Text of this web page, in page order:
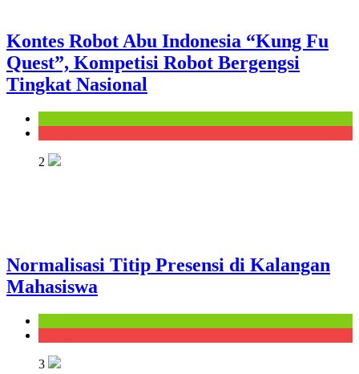
Kontes Robot Abu Indonesia “Kung Fu
Quest”, Kompetisi Robot Bergengsi
Tingkat Nasional
2
Normalisasi Titip Presensi di Kalangan
Mahasiswa
3